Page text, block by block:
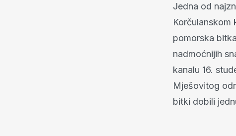
Jedna od
Korčulanskom
pomorska
nadmoćnijih
kanalu 16.
Mješovitog
bitki dobili